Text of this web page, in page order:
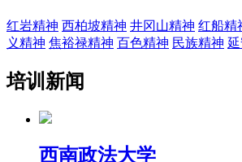
红岩精神 西柏坡精神 井冈山精神 红船精
义精神 焦裕禄精神 百色精神 民族精神
培训新闻
西南政法大学